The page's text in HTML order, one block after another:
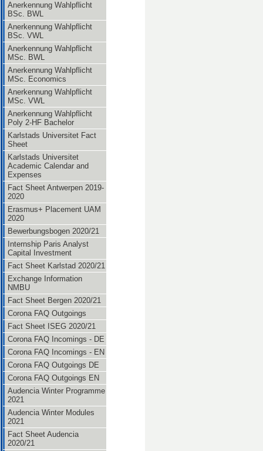
Anerkennung Wahlpflicht
BSc. BWL
Anerkennung Wahlpflicht
BSc. VWL
Anerkennung Wahlpflicht
MSc. BWL
Anerkennung Wahlpflicht
MSc. Economics
Anerkennung Wahlpflicht
MSc. VWL
Anerkennung Wahlpflicht
Poly 2-HF Bachelor
Karlstads Universitet Fact
Sheet
Karlstads Universitet
Academic Calendar and
Expenses
Fact Sheet Antwerpen 2019-
2020
Erasmus+ Placement UAM
2020
Bewerbungsbogen 2020/21
Internship Paris Analyst
Capital Investment
Fact Sheet Karlstad 2020/21
Exchange Information
NMBU
Fact Sheet Bergen 2020/21
Corona FAQ Outgoings
Fact Sheet ISEG 2020/21
Corona FAQ Incomings - DE
Corona FAQ Incomings - EN
Corona FAQ Outgoings DE
Corona FAQ Outgoings EN
Audencia Winter Programme
2021
Audencia Winter Modules
2021
Fact Sheet Audencia
2020/21